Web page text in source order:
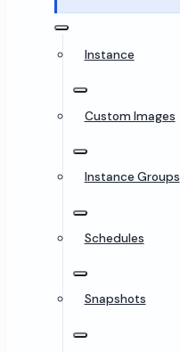
Instance
Custom Images
Instance Groups
Schedules
Snapshots